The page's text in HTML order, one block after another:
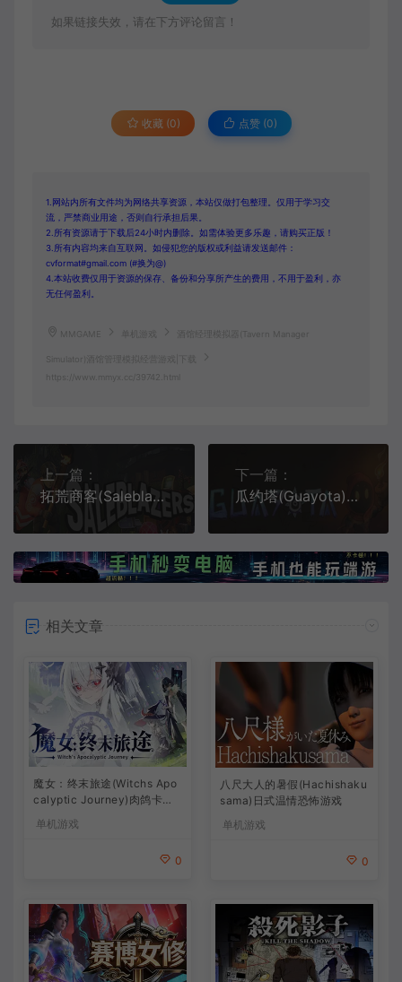
如果链接失效，请在下方评论留言！
收藏 (0) 点赞 (0)
1.网站内所有文件均为网络共享资源，本站仅做打包整理。仅用于学习交
流，严禁商业用途，否则自行承担后果。
2.所有资源请于下载后24小时内删除。如需体验更多乐趣，请购买正版！
3.所有内容均来自互联网。如侵犯您的版权或利益请发送邮件：
cvformat#gmail.com (#换为@)
4.本站收费仅用于资源的保存、备份和分享所产生的费用，不用于盈利，亦
无任何盈利。
MMGAME 酒馆经理模拟器(Tavern Manager
Simulator)酒馆管理模拟经营游戏|下载
https://www.mmyx.cc/39742.html
上一篇：
拓荒商客(Saleblazers)开放世界商店管理创造游戏
下一篇：
瓜约塔(Guayota)简中|PC|AVG|3D冒险解谜游戏
相关文章
魔女：终末旅途(Witchs Apo
calyptic Journey)肉鸽卡牌
策略游戏
单机游戏
0
八尺大人的暑假(Hachishaku
sama)日式温情恐怖游戏
单机游戏
0